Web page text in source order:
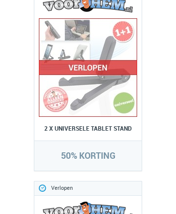
2 X UNIVERSELE TABLET STAND
50% KORTING
Verlopen